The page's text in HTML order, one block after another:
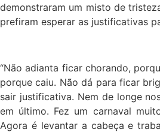
demonstraram um misto de
prefiram esperar as justificativas
“Não adianta ficar chorando,
porque caiu. Não dá para ficar
sair justificativa. Nem de longe
em último. Fez um carnaval
Agora é levantar a cabeça e